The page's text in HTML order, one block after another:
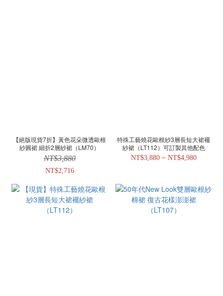
【絕版現貨7折】黃色花朵微透歐根
紗圓裙 細折2層紗裙（LM70）
NT$3,880
NT$2,716
特殊工藝燒花歐根紗3層長短大裙襬
紗裙（LT112）可訂製其他配色
NT$3,880 ~ NT$4,980